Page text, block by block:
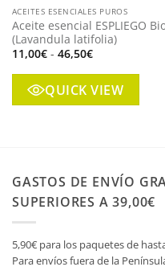
ACEITES ESENCIALES PUROS
Aceite esencial ESPLIEGO
(Lavandula latifolia)
11,00€ - 46,50€Rango
precios:
desde
11,00€
hasta
QUICK VIEW
GASTOS DE ENVÍO
SUPERIORES A 39,00€
5,90€ para los paquetes de
Para envíos fuera de la